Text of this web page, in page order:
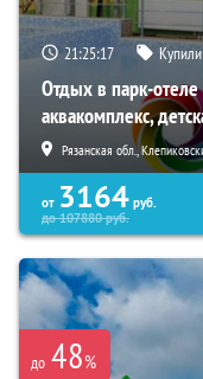
21:25:16
Отдых в парк-
аквакомплекс,
Рязанская обл.,
от 3164 руб.
до107880руб.
до 48%